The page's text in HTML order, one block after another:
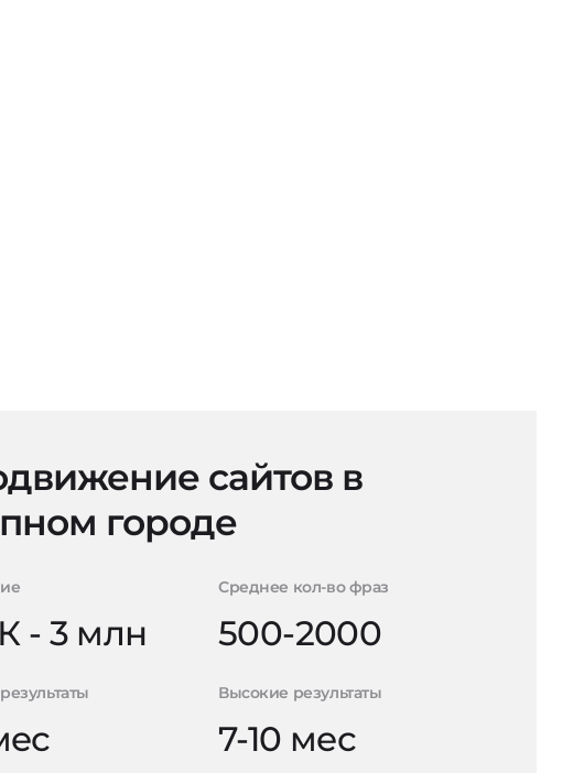
сайтов в
городе
- 3 млн
Среднее кол-во фраз
500-2000
Высокие результаты
7-10 мес